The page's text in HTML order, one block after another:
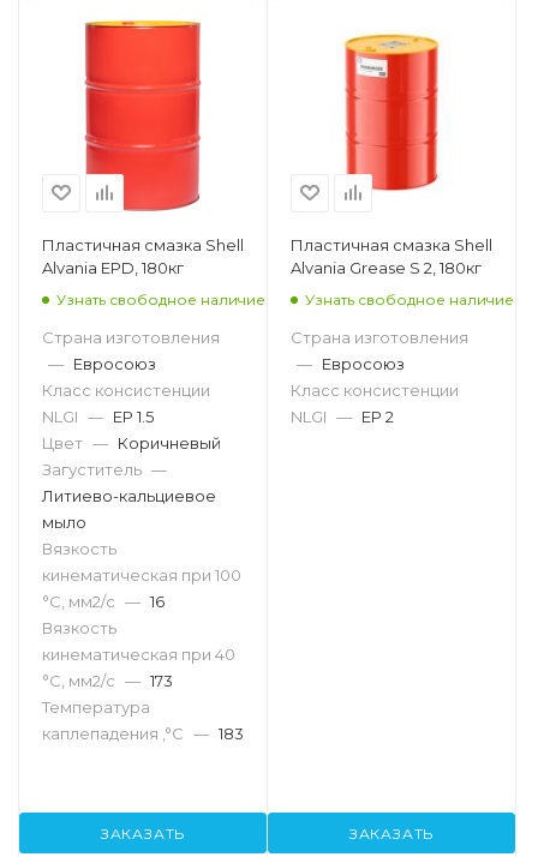
Пластичная смазка Shell
Alvania EPD, 180кг
Узнать свободное наличие
Страна изготовления
— Евросоюз
Класс консистенции
NLGI — EP 1.5
Цвет — Коричневый
Загуститель —
Литиево-кальциевое
мыло
Вязкость
кинематическая при 100
°С, мм2/с — 16
Вязкость
кинематическая при 40
°С, мм2/с — 173
Температура
каплепадения ,°C — 183
ЗАКАЗАТЬ
Пластичная смазка Shell
Alvania Grease S 2, 180кг
Узнать свободное наличие
Страна изготовления
— Евросоюз
Класс консистенции
NLGI — EP 2
ЗАКАЗАТЬ